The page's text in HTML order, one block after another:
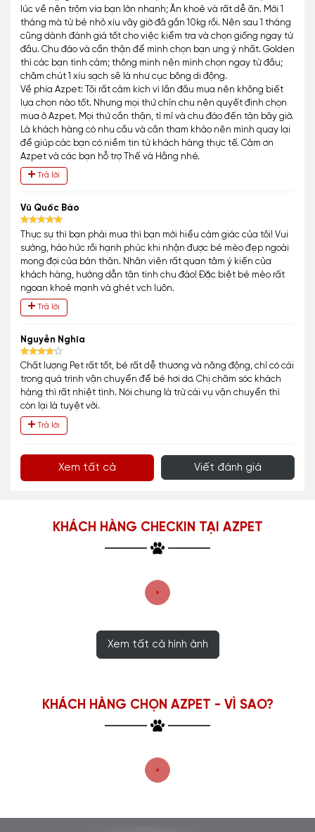
lúc về nên trộm vía bạn lớn nhanh; Ăn khoẻ và rất dễ ăn. Mới 1
tháng mà từ bé nhỏ xíu vây giờ đã gần 10kg rồi. Nên sau 1 tháng
cũng dành đánh giá tốt cho việc kiểm tra và chọn giống ngay từ
đầu. Chu đáo và cẩn thận để mình chọn bạn ưng ý nhất. Golden
thì các bạn tình cảm; thông minh nên mình chọn ngay từ đầu;
chăm chút 1 xíu sạch sẽ là như cục bông di động.
Về phía Azpet: Tôi rất cảm kích vì lần đầu mua nên không biết
lựa chọn nào tốt. Nhưng mọi thứ chỉn chu nên quyết định chọn
mua ở Azpet. Mọi thứ cần thận, tỉ mỉ và chu đáo đến tận bây giờ.
Là khách hàng có nhu cầu và cần tham khảo nên mình quay lại
để giúp các bạn có niềm tin từ khách hàng thực tế. Cảm ơn
Azpet và các bạn hỗ trợ Thế và Hằng nhé.
Trả lời
Vũ Quốc Bảo
Thực sự thì bạn phải mua thì bạn mới hiểu cảm giác của tôi! Vui
sướng, háo hức rồi hạnh phúc khi nhận được bé mèo đẹp ngoài
mong đợi của bản thân. Nhân viên rất quan tâm ý kiến của
khách hàng, hướng dẫn tận tình chu đáo! Đặc biệt bé mèo rất
ngoan khoẻ mạnh và ghét vch luôn.
Trả lời
Nguyễn Nghĩa
Chất lượng Pet rất tốt, bé rất dễ thương và năng động, chỉ có cái
trong quá trình vận chuyển để bé hơi dơ. Chị chăm sóc khách
hàng thì rất nhiệt tình. Nói chung là trừ cái vụ vận chuyển thì
còn lại là tuyệt vời.
Trả lời
Xem tất cả Viết đánh giá
KHÁCH HÀNG CHECKIN TẠI AZPET
Xem tất cả hình ảnh
KHÁCH HÀNG CHỌN AZPET - VÌ SAO?